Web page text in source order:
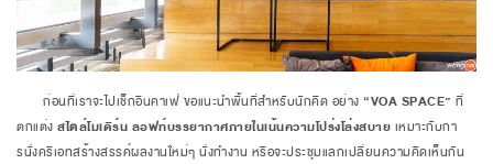
ก่อนที่เราจะไปเช็กอินคาเฟ่ ขอแนะนำพื้นที่สำหรับนักคิด อย่าง “VOA SPACE” ที่
ตกแต่ง สไตล์โมเดิร์น ลอฟท์บรรยากาศภายในเน้นความโปร่งโล่งสบาย เหมาะกับกา
รนั่งครีเอทสร้างสรรค์ผลงานใหม่ๆ นั่งทำงาน หรือจะประชุมแลกเปลี่ยนความคิดเห็นกัน